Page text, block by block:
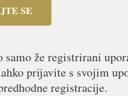
SE
samo že registrirani
prijavite s svojim
registracije.